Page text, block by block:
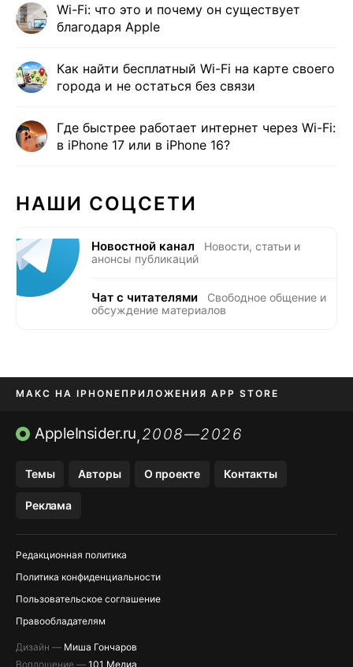
Wi-Fi: что это и почему он существует
благодаря Apple
Как найти бесплатный Wi-Fi на карте своего
города и не остаться без связи
Где быстрее работает интернет через Wi-Fi:
в iPhone 17 или в iPhone 16?
НАШИ СОЦСЕТИ
Новостной канал
Новости, статьи и
анонсы публикаций
Чат с читателями
Свободное общение и
обсуждение материалов
МАКС НА IPHONE ПРИЛОЖЕНИЯ APP STORE
TIKTOK НА IPHONEПРИЛОЖЕНИЯ БЕЗ APP STORE
AppleInsider.ru,2008—2026
Темы Авторы О проекте Контакты
Реклама
Редакционная политика
Политика конфиденциальности
Пользовательское соглашение
Правообладателям
Дизайн — Миша Гончаров
Воплощение — 101 Медиа